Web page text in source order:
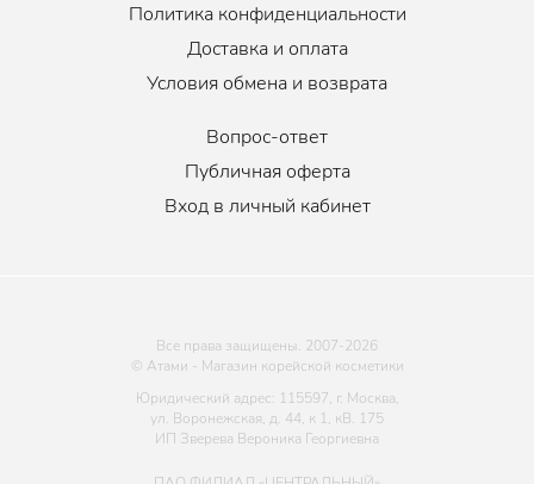
Политика конфиденциальности
Доставка и оплата
Условия обмена и возврата
Вопрос-ответ
Публичная оферта
Вход в личный кабинет
Все права защищены. 2007-2026
© Атами - Магазин корейской косметики
Юридический адрес: 115597, г. Москва,
ул. Воронежская, д. 44, к 1, кВ. 175
ИП Зверева Вероника Георгиевна